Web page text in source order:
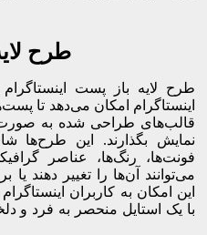
طرح
طرح لایه باز پست
اینستاگرام امکان می‌دهد تا
قالب‌های طراحی شده به
نمایش بگذارند. این طرح‌ها
فونت‌ها، رنگ‌ها، عناصر
می‌توانند آن‌ها را تغییر دهند
این امکان به کاربران
با یک استایل منحصر به فرد و